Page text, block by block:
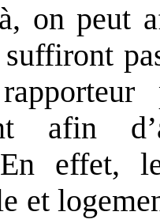
on peut
afin
effet,
et